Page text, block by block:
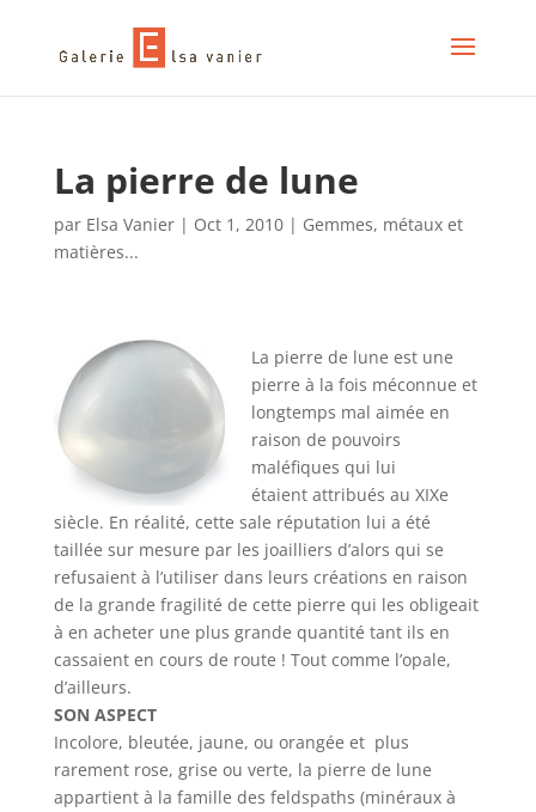
La pierre de lune
par Elsa Vanier| Oct 1, 2010| Gemmes, métaux et
matières...
La pierre de lune est une
pierre à la fois méconnue et
longtemps mal aimée en
raison de pouvoirs
maléfiques qui lui
étaient attribués au XIXe
siècle. En réalité, cette sale réputation lui a été
taillée sur mesure par les joailliers d’alors qui se
refusaient à l’utiliser dans leurs créations en raison
de la grande fragilité de cette pierre qui les obligeait
à en acheter une plus grande quantité tant ils en
cassaient en cours de route ! Tout comme l’opale,
d’ailleurs.
SON ASPECT
Incolore, bleutée, jaune, ou orangée et plus
rarement rose, grise ou verte, la pierre de lune
appartient à la famille des feldspaths (minéraux à